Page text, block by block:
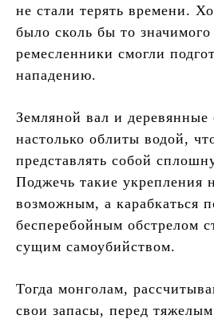
не стали терять времени.
было сколь бы то значимого
ремесленники смогли
нападению.
Земляной вал и
настолько облиты водой,
представлять собой
Поджечь такие укрепления
возможным, а карабкаться
бесперебойным обстрелом
сущим самоубийством.
Тогда монголам,
свои запасы, перед